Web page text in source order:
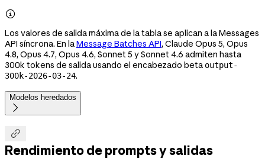

Los valores de salida máxima de la tabla se aplican a la Messages
API síncrona. En laMessage Batches API, Claude Opus 5, Opus
4.8, Opus 4.7, Opus 4.6, Sonnet 5 y Sonnet 4.6 admiten hasta
300k tokens de salida usando el encabezado beta output-
300k-2026-03-24.
Modelos heredados


Rendimiento de prompts y salidas